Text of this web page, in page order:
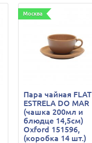
Москва
Пара чайная FLAT
ESTRELA DO MAR
(чашка 200мл и
блюдце 14,5см)
Oxford 151596,
(коробка 14 шт.)